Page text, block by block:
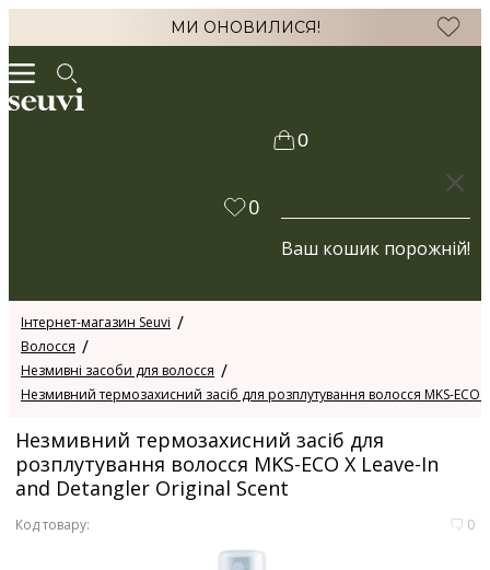
МИ ОНОВИЛИСЯ!
0
0
Ваш кошик порожній!
Інтернет-магазин Seuvi
Волосся
Незмивні засоби для волосся
Незмивний термозахисний засіб для розплутування волосся MKS-ECO
Незмивний термозахисний засіб для
розплутування волосся MKS-ECO X Leave-In
and Detangler Original Scent
Код товару: 0